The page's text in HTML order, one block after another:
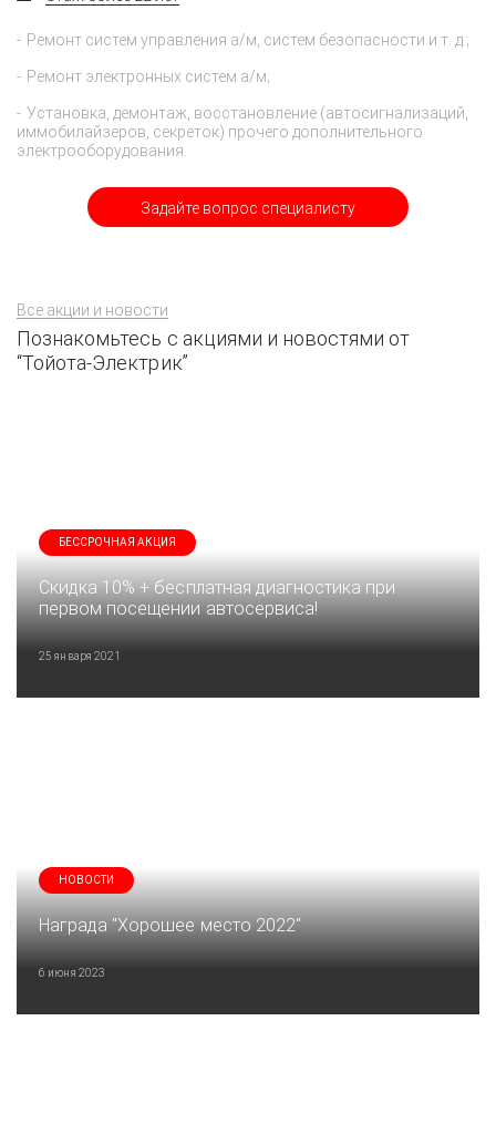
Задайте вопрос специалисту
Ремонт систем управления а/м, систем безопасности и т. д.;
Ремонт электронных систем а/м;
Установка, демонтаж, восстановление (автосигнализаций,
иммобилайзеров, секреток) прочего дополнительного
электрооборудования.
Все акции и новости
Познакомьтесь с акциями и новостями от
“Тойота-Электрик”
БЕССРОЧНАЯ АКЦИЯ
Скидка 10% + бесплатная диагностика при
первом посещении автосервиса!
25 января 2021
НОВОСТИ
Награда "Хорошее место 2022"
6 июня 2023